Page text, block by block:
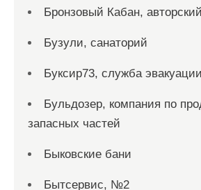
Бронзовый Кабан,
Бузули, санаторий
Буксир73, служба эвакуации
Бульдозер, компания по
запасных частей
Быковские бани
Бытсервис, №2